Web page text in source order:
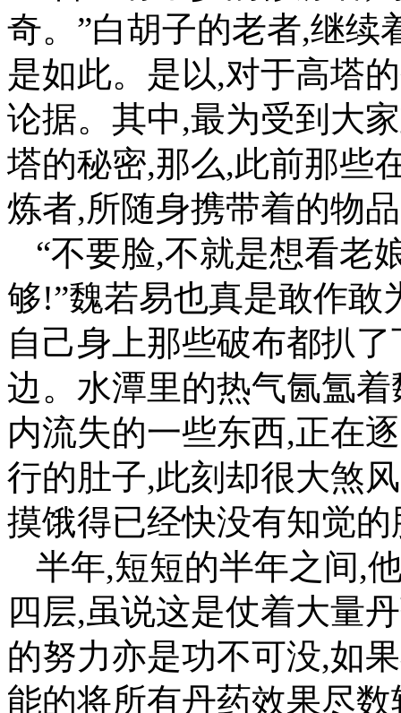
奇。”白胡子的老者,继续
是如此。是以,对于高塔
论据。其中,最为受到大
塔的秘密,那么,此前那些
炼者,所随身携带着的物
“不要脸,不就是想看老
够!”魏若易也真是敢作敢
自己身上那些破布都扒
边。水潭里的热气氤氲
内流失的一些东西,正在
行的肚子,此刻却很大煞
摸饿得已经快没有知觉
半年,短短的半年之间,
四层,虽说这是仗着大量
的努力亦是功不可没,如
能的将所有丹药效果尽